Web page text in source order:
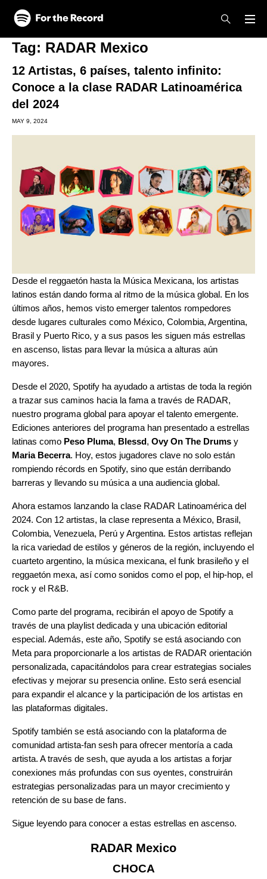
Skip to main content
Skip to footer
Tag: RADAR Mexico
12 Artistas, 6 países, talento infinito:
Conoce a la clase RADAR Latinoamérica
del 2024
MAY 9, 2024
Desde el reggaetón hasta la Música Mexicana, los artistas
latinos están dando forma al ritmo de la música global. En los
últimos años, hemos visto emerger talentos rompedores
desde lugares culturales como México, Colombia, Argentina,
Brasil y Puerto Rico, y a sus pasos les siguen más estrellas
en ascenso, listas para llevar la música a alturas aún
mayores.
Desde el 2020, Spotify ha ayudado a artistas de toda la región
a trazar sus caminos hacia la fama a través de RADAR,
nuestro programa global para apoyar el talento emergente.
Ediciones anteriores del programa han presentado a estrellas
latinas como Peso Pluma, Blessd, Ovy On The Drums y
Maria Becerra. Hoy, estos jugadores clave no solo están
rompiendo récords en Spotify, sino que están derribando
barreras y llevando su música a una audiencia global.
Ahora estamos lanzando la clase RADAR Latinoamérica del
2024. Con 12 artistas, la clase representa a México, Brasil,
Colombia, Venezuela, Perú y Argentina. Estos artistas reflejan
la rica variedad de estilos y géneros de la región, incluyendo el
cuarteto argentino, la música mexicana, el funk brasileño y el
reggaetón mexa, así como sonidos como el pop, el hip-hop, el
rock y el R&B.
Como parte del programa, recibirán el apoyo de Spotify a
través de una playlist dedicada y una ubicación editorial
especial. Además, este año, Spotify se está asociando con
Meta para proporcionarle a los artistas de RADAR orientación
personalizada, capacitándolos para crear estrategias sociales
efectivas y mejorar su presencia online. Esto será esencial
para expandir el alcance y la participación de los artistas en
las plataformas digitales.
Spotify también se está asociando con la plataforma de
comunidad artista-fan sesh para ofrecer mentoría a cada
artista. A través de sesh, que ayuda a los artistas a forjar
conexiones más profundas con sus oyentes, construirán
estrategias personalizadas para un mayor crecimiento y
retención de su base de fans.
Sigue leyendo para conocer a estas estrellas en ascenso.
RADAR Mexico
CHOCA